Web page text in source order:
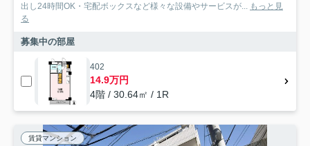
出し24時間OK・宅配ボックスなど様々な設備やサービスが... もっと見
る
募集中の部屋
402
14.9万円
4階 / 30.64㎡ / 1R
賃貸マンション